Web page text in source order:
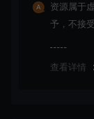
资源属于
予，不接
查看详情